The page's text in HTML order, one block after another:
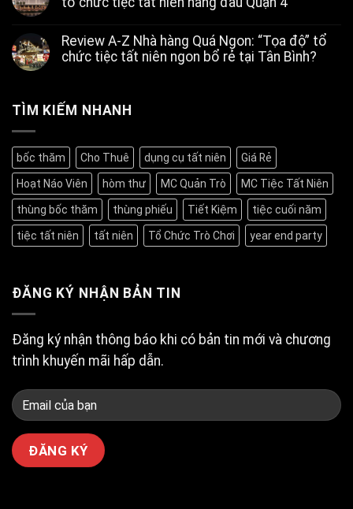
ở
hàng
Tân
Cảng:
tất
tưởng
nhất
Bình
Thạnh
bình
luận
ở
Trung
tâm
tổ
chức
tiệc
tất
niên
hàng
đầu
Quận
4
Review A-Z Nhà hàng Quá Ngon: “Tọa độ” tổ
chức tiệc tất niên ngon bổ rẻ tại Tân Bình?
luận
ở
Z
Nhà
hàng
Quá
Ngon:
“Tọa
độ”
tổ
chức
tiệc
ngon
bổ
Bình?
TÌM KIẾM NHANH
bốc thăm Cho Thuê dụng cụ tất niên Giá Rẻ
Hoạt Náo Viên hòm thư MC Quản Trò MC Tiệc Tất Niên
thùng bốc thăm thùng phiếu Tiết Kiệm tiệc cuối năm
tiệc tất niên tất niên Tổ Chức Trò Chơi year end party
ĐĂNG KÝ NHẬN BẢN TIN
Đăng ký nhận thông báo khi có bản tin mới và chương
trình khuyến mãi hấp dẫn.